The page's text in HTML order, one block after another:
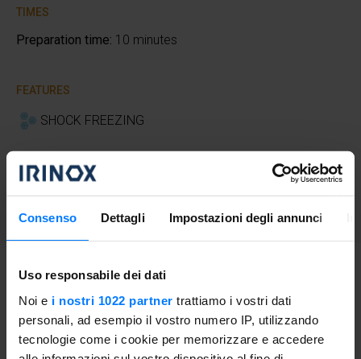
Consenso Dettagli Impostazioni degli annunci
Uso responsabile dei dati
Noi e i nostri 1022 partner trattiamo i vostri dati
personali, ad esempio il vostro numero IP, utilizzando
tecnologie come i cookie per memorizzare e accedere
TIMES
Preparation time: 10 minutes
FEATURES
SHOCK FREEZING
DIFFICULTY
Easy
Proceeding
Cut the panettone into cubes and toast them on all sides
in a preheated non-stick pan. Serve the panettone with